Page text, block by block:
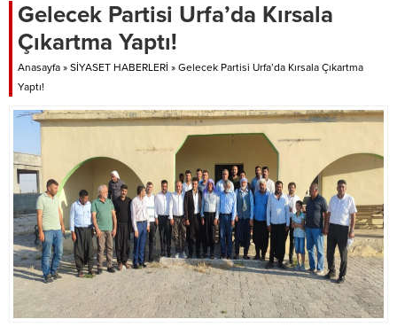
Gelecek Partisi Urfa’da Kırsala
Çıkartma Yaptı!
Anasayfa » SİYASET HABERLERİ » Gelecek Partisi Urfa’da Kırsala Çıkartma
Yaptı!